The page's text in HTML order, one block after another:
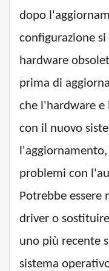
dopo
configurazione
hardware
prima di
che l'hardware
con il nuovo
problemi con
Potrebbe essere
driver o
uno più recente
sistema